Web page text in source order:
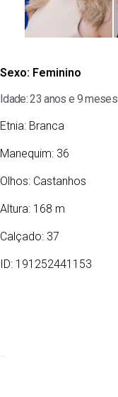
Sexo: Feminino
Idade: 23 anos e 9 meses
Etnia: Branca
Manequim: 36
Olhos: Castanhos
Altura: 168 m
Calçado: 37
ID: 191252441153